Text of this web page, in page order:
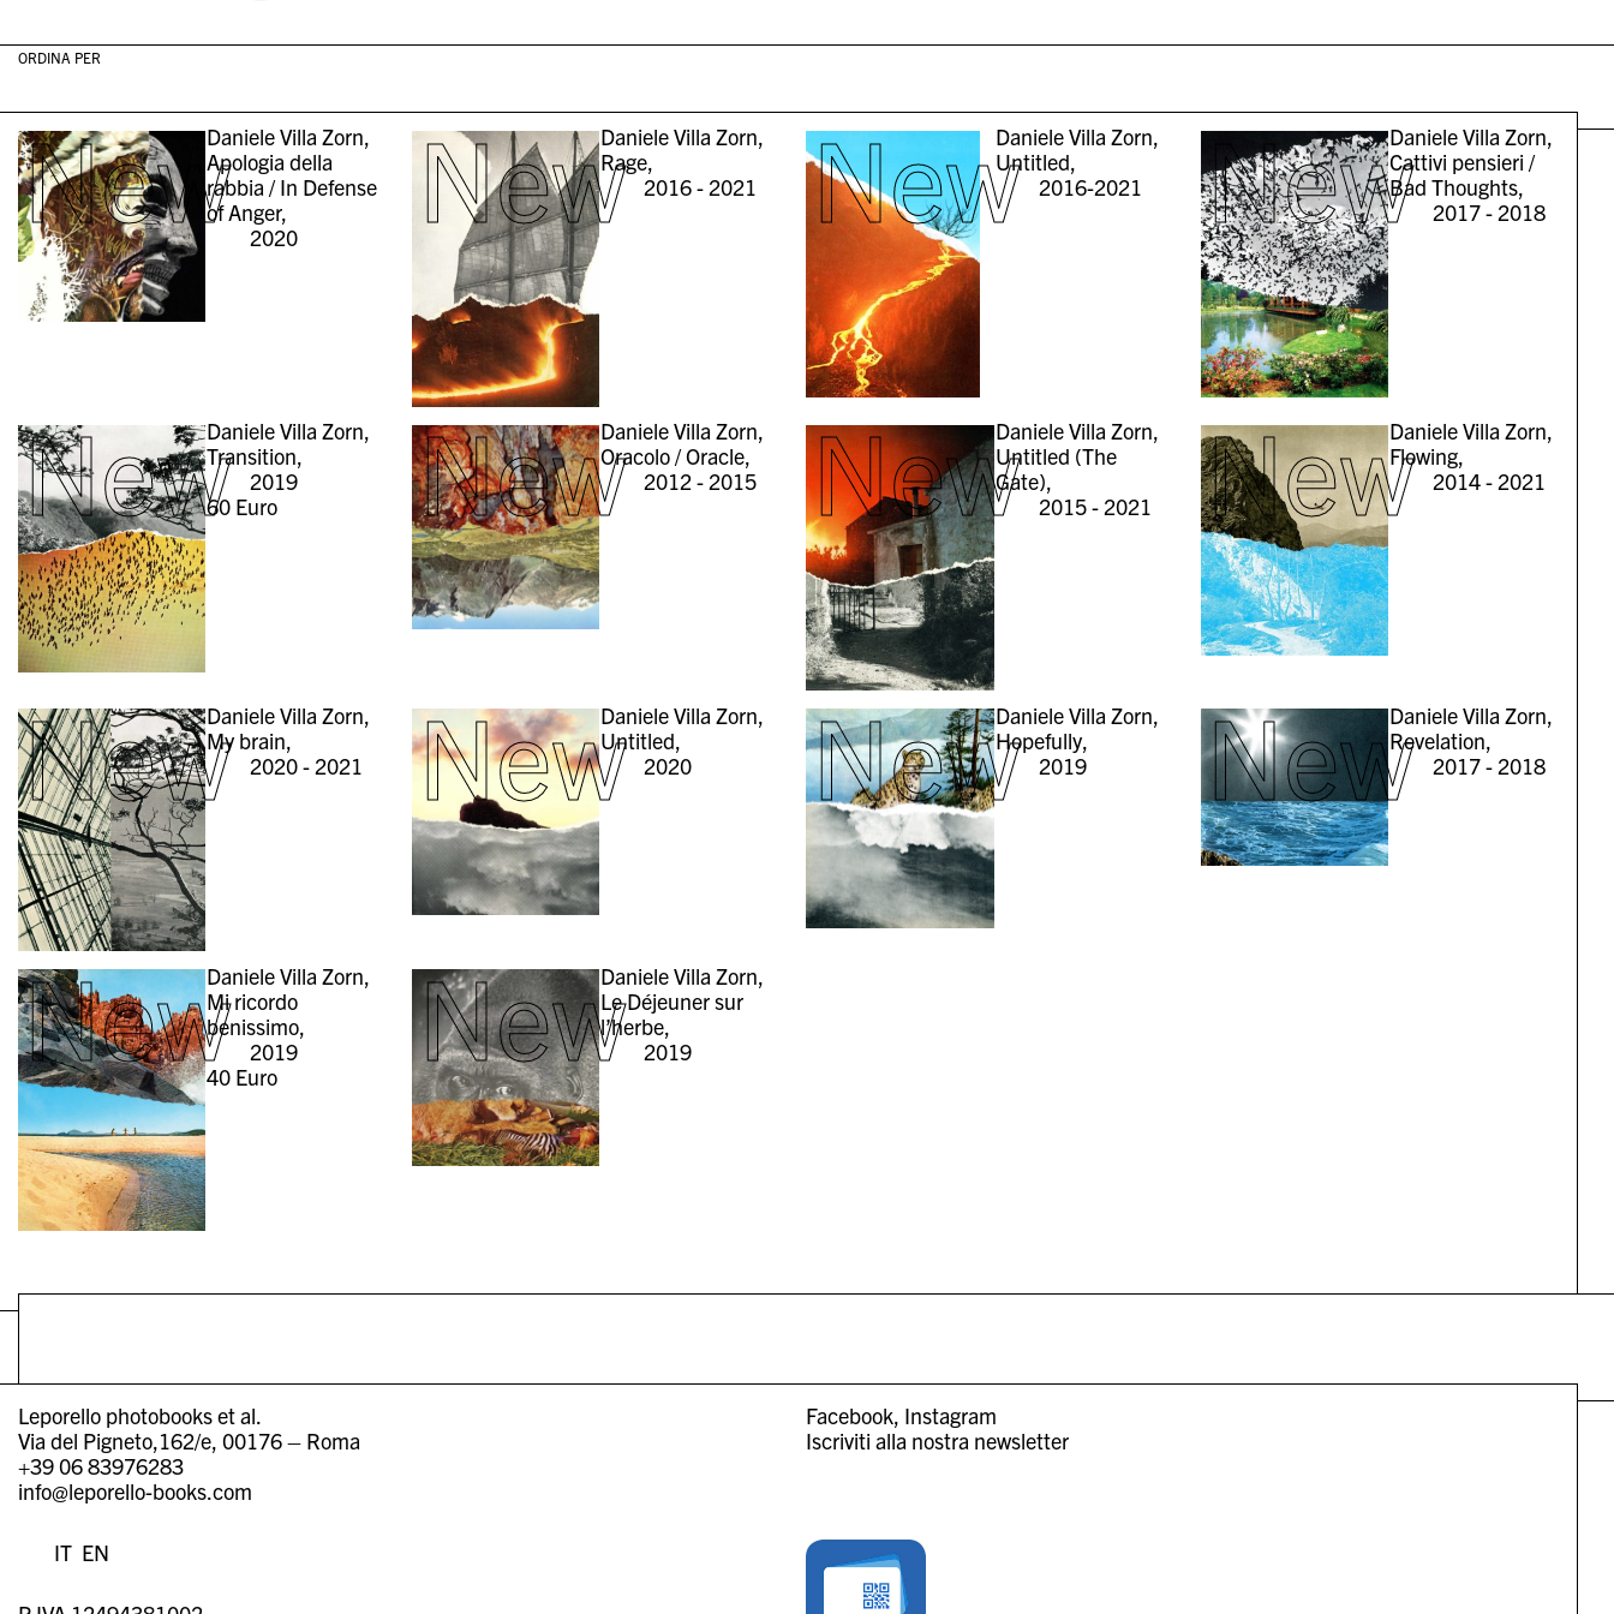
ORDINA PER
NewDaniele Villa Zorn,
Apologia della
rabbia / In Defense
of Anger,
2020
NewDaniele Villa Zorn,
Rage,
2016 - 2021
NewDaniele Villa Zorn,
Untitled,
2016-2021
NewDaniele Villa Zorn,
Cattivi pensieri /
Bad Thoughts,
2017 - 2018
NewDaniele Villa Zorn,
Transition,
2019
60 Euro NewDaniele Villa Zorn,
Oracolo / Oracle,
2012 - 2015
NewDaniele Villa Zorn,
Untitled (The
Gate),
2015 - 2021
NewDaniele Villa Zorn,
Flowing,
2014 - 2021
NewDaniele Villa Zorn,
My brain,
2020 - 2021
NewDaniele Villa Zorn,
Untitled,
2020
NewDaniele Villa Zorn,
Hopefully,
2019
NewDaniele Villa Zorn,
Revelation,
2017 - 2018
NewDaniele Villa Zorn,
Mi ricordo
benissimo,
2019
40 Euro NewDaniele Villa Zorn,
Le Déjeuner sur
l’herbe,
2019
Facebook Instagram
Iscriviti alla nostra newsletter
Leporello photobooks et al.
Via del Pigneto,162/e, 00176 – Roma
+39 06 83976283
info@leporello-books.com
IT EN